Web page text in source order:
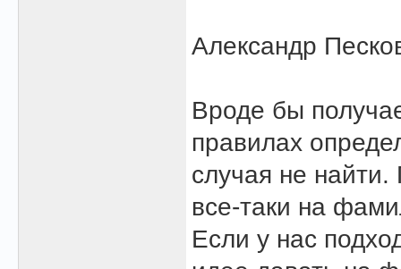
Александр
Вроде бы
правилах
случая не найти.
все-таки на
Если у нас